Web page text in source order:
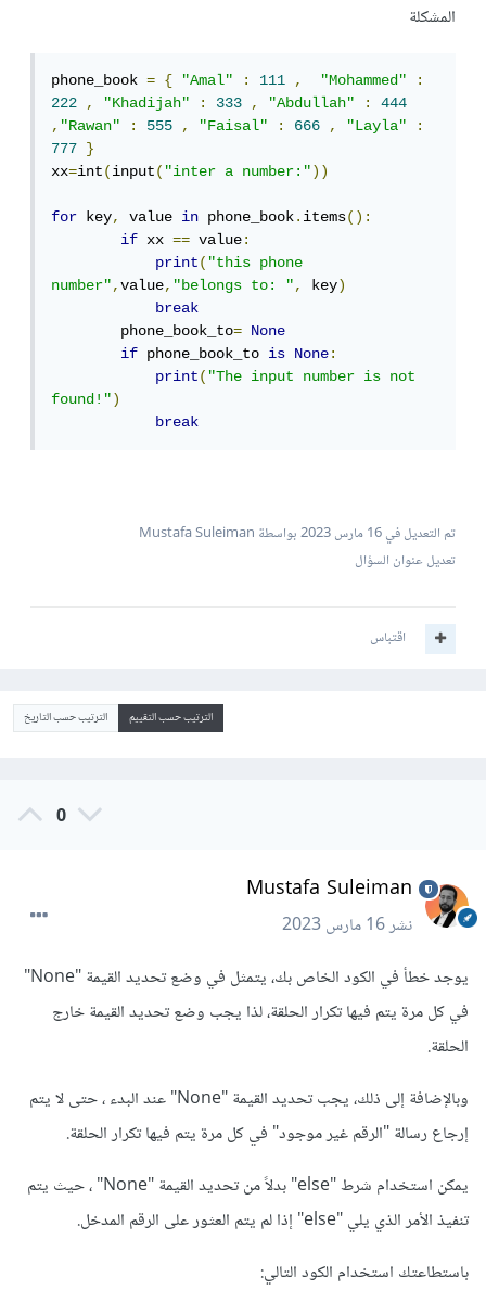
المشكلة
phone_book = { "Amal" : 111 , "Mohammed"
:
222
, "Khadijah" : 333 , "Abdullah" :
444
,"Rawan" : 555 , "Faisal" : 666 , "Layla"
:
777
}
xx=int(input("inter a number:"))
for key, value in phone_book.items():
if xx == value:
print("this phone
number",value,"belongs to: ", key)
break
        phone_book_to
=
None
if phone_book_to is None:
print("The input number is not
found!")
break
تم التعديل في16 مارس 2023
بواسطة Mustafa Suleiman
تعديل عنوان السؤال
اقتباس
الترتيب حسب التقييم الترتيب حسب التاريخ
0
Mustafa Suleiman
نشر16 مارس 2023
يوجد خطأ في الكود الخاص بك، يتمثل في وضع تحديد القيمة "None"
في كل مرة يتم فيها تكرار الحلقة، لذا يجب وضع تحديد القيمة خارج
الحلقة.
وبالإضافة إلى ذلك، يجب تحديد القيمة "None" عند البدء ، حتى لا يتم
إرجاع رسالة "الرقم غير موجود" في كل مرة يتم فيها تكرار الحلقة.
يمكن استخدام شرط "else" بدلاً من تحديد القيمة "None" ، حيث يتم
تنفيذ الأمر الذي يلي "else" إذا لم يتم العثور على الرقم المدخل.
باستطاعتك استخدام الكود التالي: